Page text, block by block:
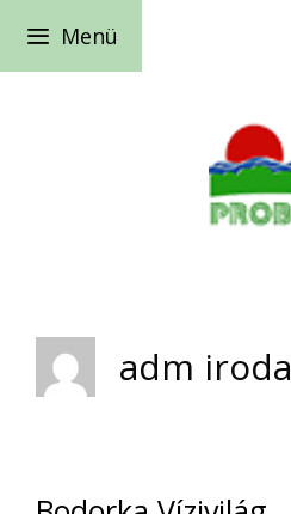
tartalomba
Menü
adm iroda